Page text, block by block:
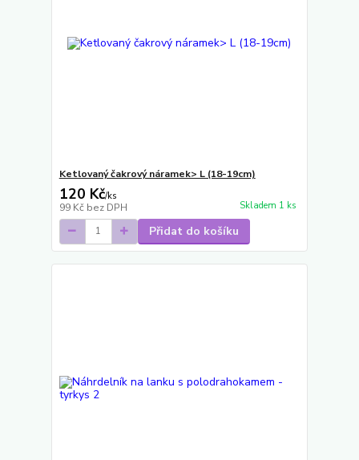
Ketlovaný čakrový náramek> L (18-19cm)
120 Kč/ks
99 Kč bez DPH Skladem 1 ks
Přidat do košíku